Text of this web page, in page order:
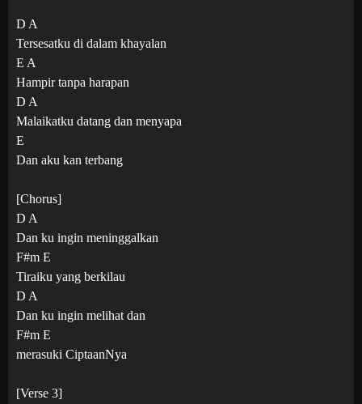
D A
Tersesatku di dalam khayalan
E A
Hampir tanpa harapan
D A
Malaikatku datang dan menyapa
E
Dan aku kan terbang
[Chorus]
D A
Dan ku ingin meninggalkan
F#m E
Tiraiku yang berkilau
D A
Dan ku ingin melihat dan
F#m E
merasuki CiptaanNya
[Verse 3]